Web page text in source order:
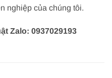
nghiệp của chúng tôi.
Zalo: 0937029193